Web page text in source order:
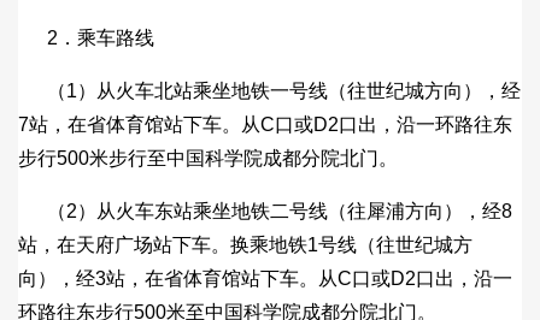
2．乘车路线
（1）从火车北站乘坐地铁一号线（往世纪城方向），经
7站，在省体育馆站下车。从C口或D2口出，沿一环路往东
步行500米步行至中国科学院成都分院北门。
（2）从火车东站乘坐地铁二号线（往犀浦方向），经8
站，在天府广场站下车。换乘地铁1号线（往世纪城方
向），经3站，在省体育馆站下车。从C口或D2口出，沿一
环路往东步行500米至中国科学院成都分院北门。